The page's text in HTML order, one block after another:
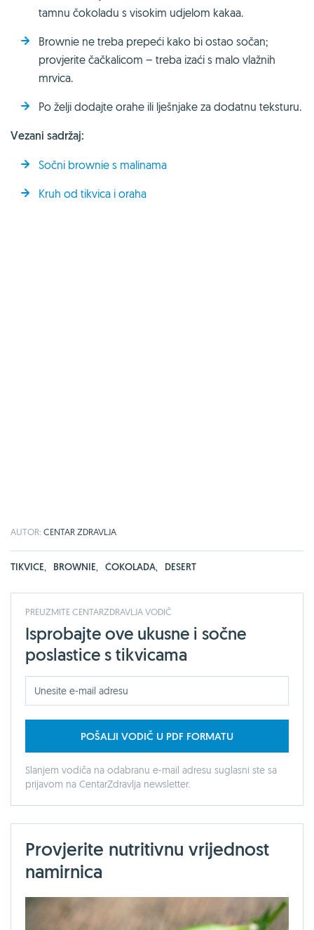
tamnu čokoladu s visokim udjelom kakaa.
Brownie ne treba prepeći kako bi ostao sočan;
provjerite čačkalicom – treba izaći s malo vlažnih
mrvica.
Po želji dodajte orahe ili lješnjake za dodatnu teksturu.
Vezani sadržaj:
Sočni brownie s malinama
Kruh od tikvica i oraha
AUTOR: CENTAR ZDRAVLJA
TIKVICE, BROWNIE, ČOKOLADA, DESERT
PREUZMITE CENTARZDRAVLJA VODIČ
Isprobajte ove ukusne i sočne
poslastice s tikvicama
POŠALJI VODIČ U PDF FORMATU
Slanjem vodiča na odabranu e-mail adresu suglasni ste sa
prijavom na CentarZdravlja newsletter.
Provjerite nutritivnu vrijednost
namirnica